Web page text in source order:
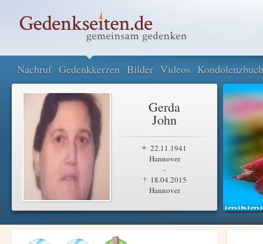
Nachruf Gedenkkerzen Bilder Videos Kondolenzbuch
Gerda
John
22.11.1941
Hannover
-
18.04.2015
Hannover